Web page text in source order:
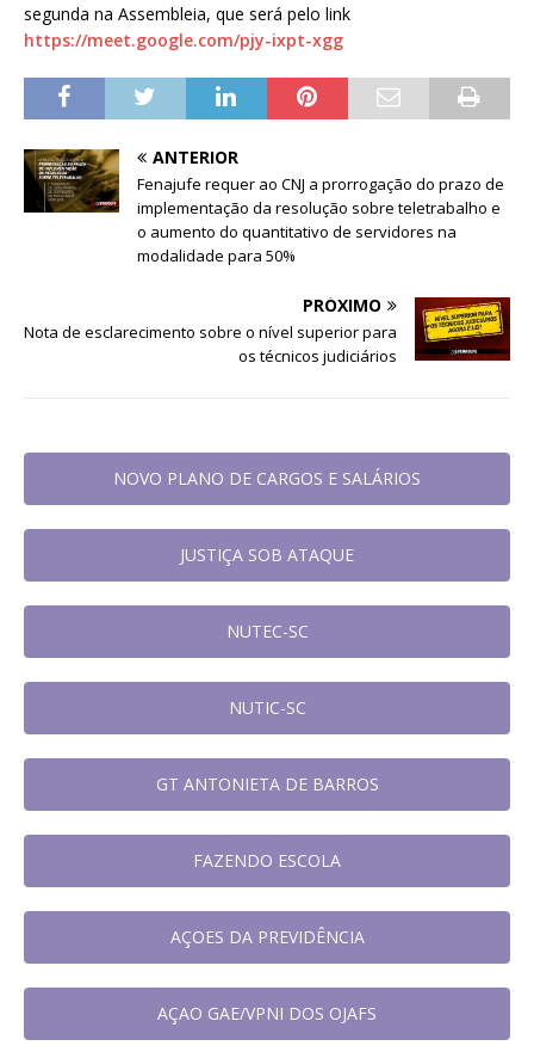
segunda na Assembleia, que será pelo link
https://meet.google.com/pjy-ixpt-xgg
ANTERIOR
Fenajufe requer ao CNJ a prorrogação do prazo de
implementação da resolução sobre teletrabalho e
o aumento do quantitativo de servidores na
modalidade para 50%
PRÓXIMO
Nota de esclarecimento sobre o nível superior para
os técnicos judiciários
NOVO PLANO DE CARGOS E SALÁRIOS
JUSTIÇA SOB ATAQUE
NUTEC-SC
NUTIC-SC
GT ANTONIETA DE BARROS
FAZENDO ESCOLA
AÇOES DA PREVIDÊNCIA
AÇAO GAE/VPNI DOS OJAFS